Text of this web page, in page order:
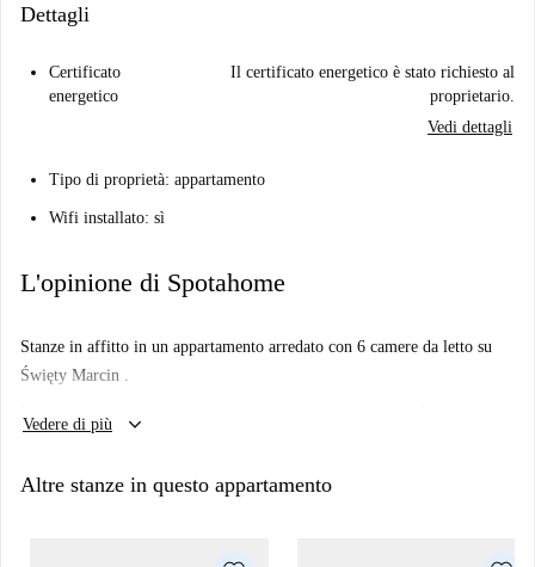
Dettagli
Certificato
energetico
Il certificato energetico è stato richiesto al
proprietario.
Vedi dettagli
Tipo di proprietà: appartamento
Wifi installato: sì
L'opinione di Spotahome
Stanze in affitto in un appartamento arredato con 6 camere da letto su
Święty Marcin .
Importante: - Non abbiamo visitato questo posto... ancora. Inviamo
Vedere di più keyboard_arrow_down
Altre stanze in questo appartamento